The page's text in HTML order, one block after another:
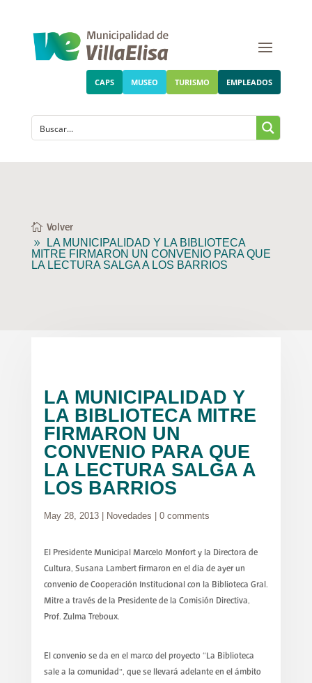
CAPS MUSEO TURISMO EMPLEADOS
Volver
LA MUNICIPALIDAD Y LA BIBLIOTECA
MITRE FIRMARON UN CONVENIO PARA QUE
LA LECTURA SALGA A LOS BARRIOS
LA MUNICIPALIDAD Y
LA BIBLIOTECA MITRE
FIRMARON UN
CONVENIO PARA QUE
LA LECTURA SALGA A
LOS BARRIOS
May 28, 2013| Novedades 0 comments
El Presidente Municipal Marcelo Monfort y la Directora de
Cultura, Susana Lambert firmaron en el día de ayer un
convenio de Cooperación Institucional con la Biblioteca Gral.
Mitre a través de la Presidente de la Comisión Directiva,
Prof. Zulma Treboux.
El convenio se da en el marco del proyecto “La Biblioteca
sale a la comunidad”, que se llevará adelante en el ámbito